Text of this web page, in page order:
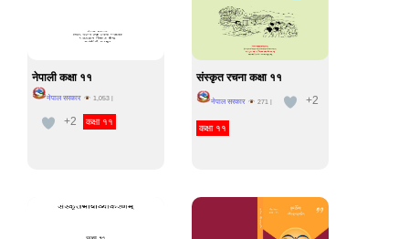
नेपाली कक्षा ११
नेपाल सरकार 1,053|
+2 कक्षा ११
संस्कृत रचना कक्षा ११
नेपाल सरकार 271 | +2
कक्षा ११